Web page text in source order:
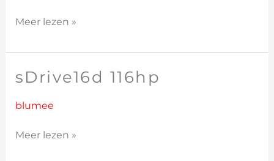
Meer lezen »
sDrive16d 116hp
blumee
sDrive16d
Meer lezen »